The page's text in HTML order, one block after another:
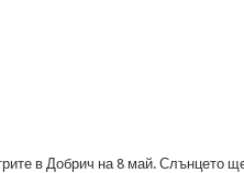
в Добрич на 8 май. Слънцето